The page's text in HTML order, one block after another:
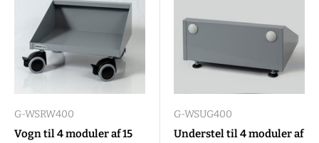
G-WSRW400
Vogn til 4 moduler af 15
G-WSUG400
Understel til 4 moduler af